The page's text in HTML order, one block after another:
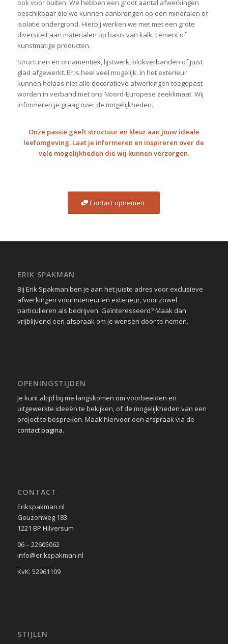
ook voor buiten. We hebben een groot aantal afwerkingen
beschikbaar die we kunnen aanbrengen op een mineralen of
isolatie ondergrond. Hierbij werken we met met een grote
diversiteit aan materialen op basis van kalk, cement of
kunstmatige producten.
Structuren en ornamentiek, lijstwerk, blokverbanden of juist
glad afgewerkt. Er is heel veel mogelijk. In het exterieur
kunnen helaas niet alle decoratieve afwerkingen toegepast
worden in verband met ons Noord-Europese zeeklimaat. Wij
informeren je graag over de mogelijkheden.
Onze passie geeft structuur en kleur aan jouw ideale
leefomgeving. Laat je informeren en inspireren over de
vele mogelijkheden die wij kunnen verzorgen.
Contact opnemen
ERIK SPAKMAN
Bij Erik Spakman ben je aan het juiste adres voor exclusieve
afwerkingen voor interieur en exterieur, voor zowel
particulieren als bedrijven. Geïnteresseerd? Maak dan
vrijblijvend een afspraak om je wensen door te nemen.
OPENINGSTIJDEN
Je kunt altijd bij me langskomen om voorbeelden en
uitgewerkte ideeën te bekijken, of de mogelijkheden van een
project te bespreken. Maak hiervoor een afspraak via de
contact pagina.
CONTACT
Erikspakman.nl
Geuzenweg 183
1221 BP Hilversum
06 – 22605062
info@erikspakman.nl
KvK: 52961109
STIJLEN